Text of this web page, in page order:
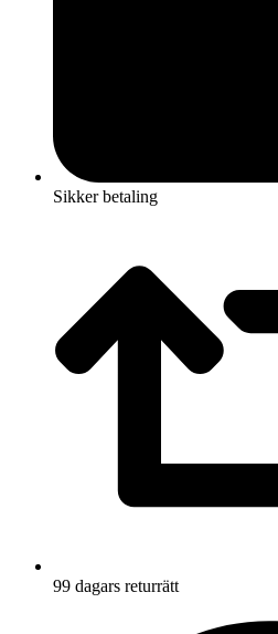
Sikker betaling
99 dagars returrätt